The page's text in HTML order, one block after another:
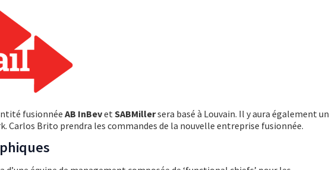
fusionnée AB InBevet SABMillersera basé à Louvain. Il y aura également un
Carlos Brito prendra les commandes de la nouvelle entreprise fusionnée.